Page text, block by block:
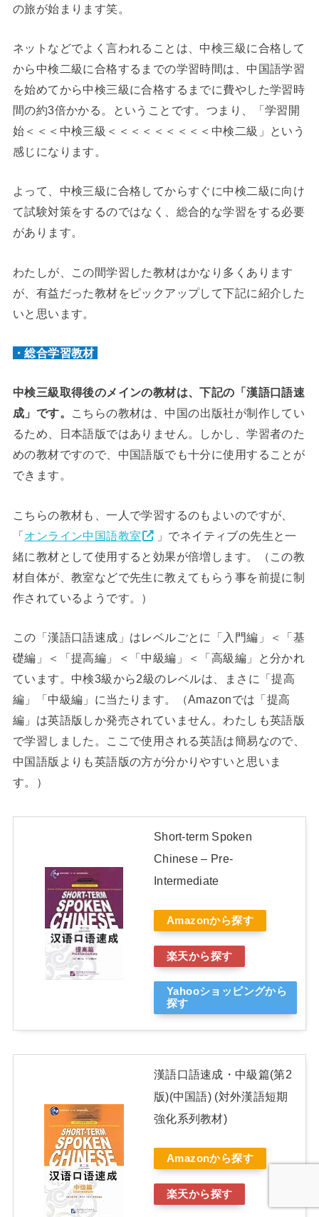
の旅が始まります笑。
ネットなどでよく言われることは、中検三級に合格して
から中検二級に合格するまでの学習時間は、中国語学習
を始めてから中検三級に合格するまでに費やした学習時
間の約3倍かかる。ということです。つまり、「学習開
始＜＜＜中検三級＜＜＜＜＜＜＜＜＜中検二級」という
感じになります。
よって、中検三級に合格してからすぐに中検二級に向け
て試験対策をするのではなく、総合的な学習をする必要
があります。
わたしが、この間学習した教材はかなり多くあります
が、有益だった教材をピックアップして下記に紹介した
いと思います。
・総合学習教材
中検三級取得後のメインの教材は、下記の「漢語口語速
成」です。
こちらの教材は、中国の出版社が制作してい
るため、日本語版ではありません。しかし、学習者のた
めの教材ですので、中国語版でも十分に使用することが
できます。
こちらの教材も、一人で学習するのもよいのですが、
「オンライン中国語教室
」でネイティブの先生と一
緒に教材として使用すると効果が倍増します。（この教
材自体が、教室などで先生に教えてもらう事を前提に制
作されているようです。）
この「漢語口語速成」はレベルごとに「入門編」＜「基
礎編」＜「提高編」＜「中級編」＜「高級編」と分かれ
ています。中検3級から2級のレベルは、まさに「提高
編」「中級編」に当たります。（Amazonでは「提高
編」は英語版しか発売されていません。わたしも英語版
で学習しました。ここで使用される英語は簡易なので、
中国語版よりも英語版の方が分かりやすいと思いま
す。）
Short-term Spoken
Chinese – Pre-
Intermediate
Amazonから探す
楽天から探す
Yahooショッピングから
探す
漢語口語速成・中級篇(第2
版)(中国語) (対外漢語短期
強化系列教材)
Amazonから探す
楽天から探す